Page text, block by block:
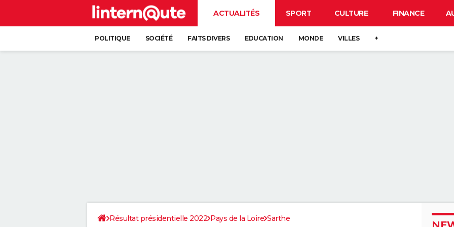
ACTUALITÉS SPORT CULTURE FINANCE
POLITIQUE SOCIÉTÉ FAITS DIVERS EDUCATION MONDE VILLES +
Résultat présidentielle 2022 Pays de la Loire Sarthe